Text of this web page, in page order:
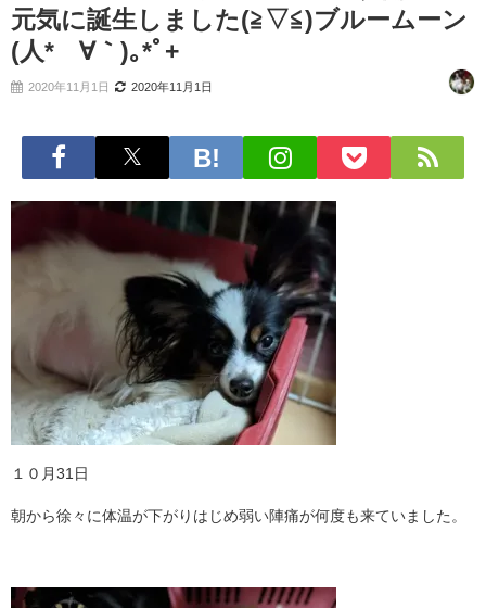
元気に誕生しました(≧▽≦)ブルームーン
(人*´∀｀)｡*ﾟ+
2020年11月1日 2020年11月1日
１０月31日
朝から徐々に体温が下がりはじめ弱い陣痛が何度も来ていました。